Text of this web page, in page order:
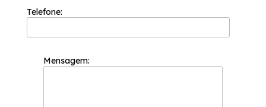
Telefone:
Mensagem: